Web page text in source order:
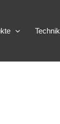
Technik